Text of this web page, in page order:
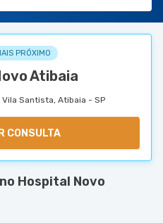
PRÓXIMO
Atibaia
Vila Santista, Atibaia - SP
CONSULTA
Hospital Novo